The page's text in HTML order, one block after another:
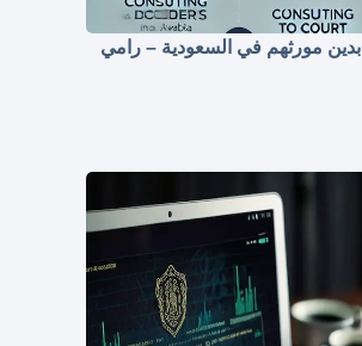
مورثهم في السعودية – رامي